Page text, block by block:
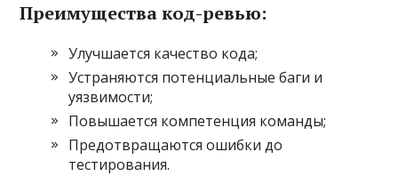
Преимущества код-ревью:
Улучшается качество кода;
Устраняются потенциальные баги и
уязвимости;
Повышается компетенция команды;
Предотвращаются ошибки до
тестирования.